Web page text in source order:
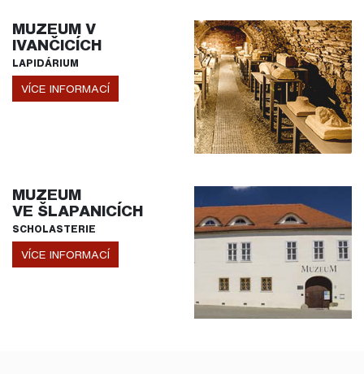
MUZEUM V
IVANČICÍCH
LAPIDÁRIUM
VÍCE INFORMACÍ
MUZEUM
VE ŠLAPANICÍCH
SCHOLASTERIE
VÍCE INFORMACÍ